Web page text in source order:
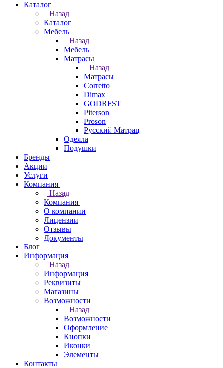
Каталог
Назад
Каталог
Мебель
Назад
Мебель
Матрасы
Назад
Матрасы
Corretto
Dimax
GODREST
Piterson
Proson
Русский Матрац
Одеяла
Подушки
Бренды
Акции
Услуги
Компания
Назад
Компания
О компании
Лицензии
Отзывы
Документы
Блог
Информация
Назад
Информация
Реквизиты
Магазины
Возможности
Назад
Возможности
Оформление
Кнопки
Иконки
Элементы
Контакты